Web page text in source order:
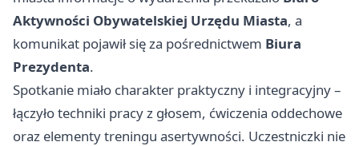
Aktywności Obywatelskiej Urzędu Miasta, a
komunikat pojawił się za pośrednictwem Biura
Prezydenta.
Spotkanie miało charakter praktyczny i integracyjny –
łączyło techniki pracy z głosem, ćwiczenia oddechowe
oraz elementy treningu asertywności. Uczestniczki nie